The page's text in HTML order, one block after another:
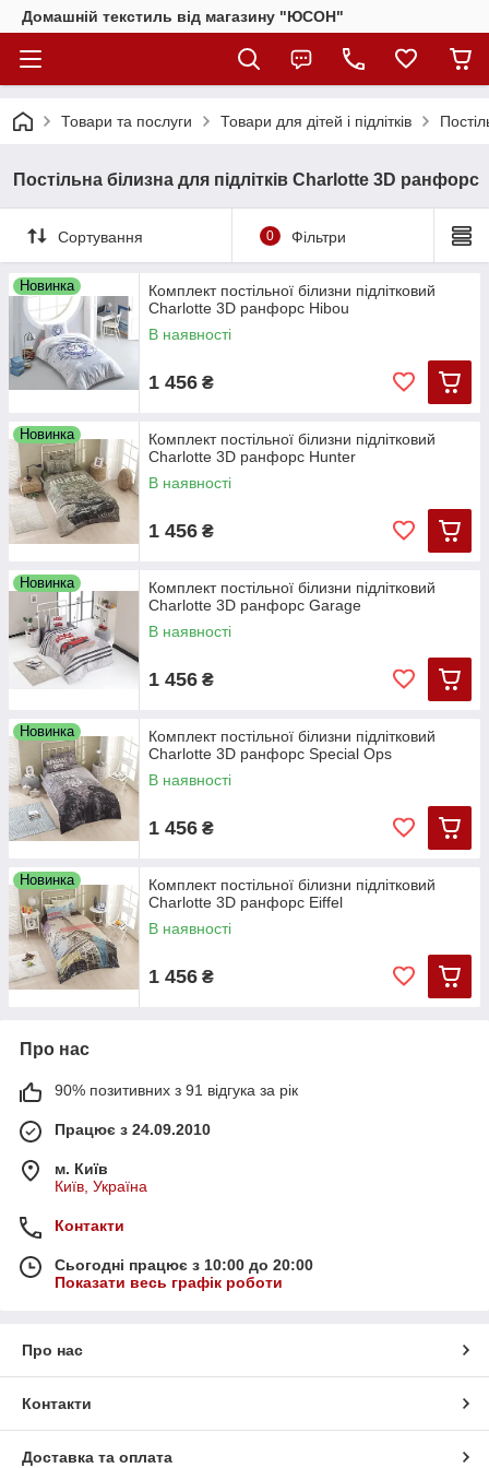
Домашній текстиль від магазину "ЮСОН"
Товари та послуги Товари для дітей і підлітків
Постільна білизна для підлітків Charlotte 3D ранфорс
Сортування 0 Фільтри
Новинка
Комплект постільної білизни підлітковий
Charlotte 3D ранфорс Hibou
В наявності
1 456 ₴
Новинка
Комплект постільної білизни підлітковий
Charlotte 3D ранфорс Hunter
В наявності
1 456 ₴
Новинка
Комплект постільної білизни підлітковий
Charlotte 3D ранфорс Garage
В наявності
1 456 ₴
Новинка
Комплект постільної білизни підлітковий
Charlotte 3D ранфорс Special Ops
В наявності
1 456 ₴
Новинка
Комплект постільної білизни підлітковий
Charlotte 3D ранфорс Eiffel
В наявності
1 456 ₴
Про нас
90% позитивних з 91 відгука за рік
Працює з 24.09.2010
м. Київ
Київ, Україна
Контакти
Сьогодні працює з 10:00 до 20:00
Показати весь графік роботи
Про нас
Контакти
Доставка та оплата